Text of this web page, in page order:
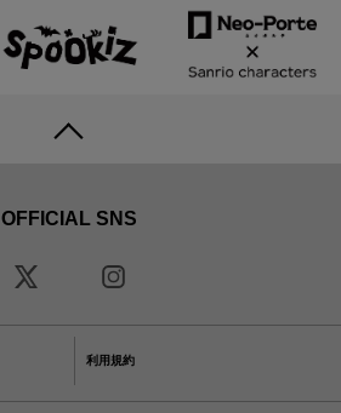
OFFICIAL SNS
利用規約